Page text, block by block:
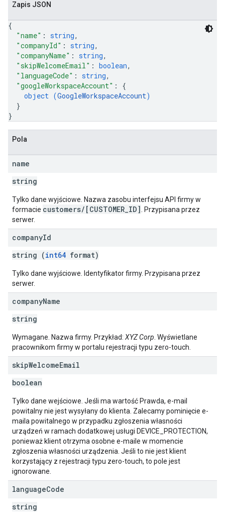
Zapis JSON
{
"name" : string,
"companyId" : string,
"companyName" : string,
"skipWelcomeEmail" : boolean,
"languageCode" : string,
"googleWorkspaceAccount" : {
object (GoogleWorkspaceAccount)
}
}
Pola
name
string
Tylko dane wyjściowe. Nazwa zasobu interfejsu API firmy w
formacie customers/[CUSTOMER_ID]
. Przypisana przez
serwer.
companyId
string (int64 format)
Tylko dane wyjściowe. Identyfikator firmy. Przypisana przez
serwer.
companyName
string
Wymagane. Nazwa firmy. Przykład: XYZ Corp . Wyświetlane
pracownikom firmy w portalu rejestracji typu zero-touch.
skipWelcomeEmail
boolean
Tylko dane wejściowe. Jeśli ma wartość Prawda, e-mail
powitalny nie jest wysyłany do klienta. Zalecamy pominięcie e-
maila powitalnego w przypadku zgłoszenia własności
urządzeń w ramach dodatkowej usługi DEVICE_PROTECTION,
ponieważ klient otrzyma osobne e-maile w momencie
zgłoszenia własności urządzenia. Jeśli to nie jest klient
korzystający z rejestracji typu zero-touch, to pole jest
ignorowane.
languageCode
string